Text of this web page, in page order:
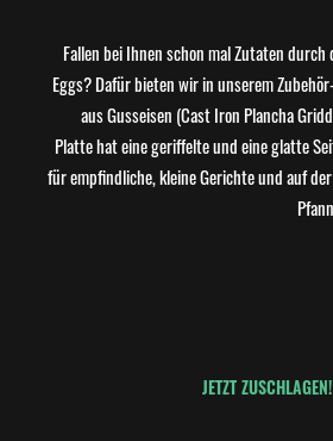
Fallen bei Ihnen schon mal Zutaten
Eggs? Dafür bieten wir in unserem
aus Gusseisen (Cast Iron Plancha
Platte hat eine geriffelte und eine glatte
für empfindliche, kleine Gerichte und auf
JETZT ZUSCHLAGEN!